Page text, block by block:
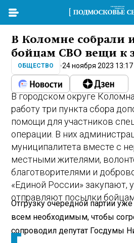
В Коломне собрали
бойцам СВО вещи к
ОБЩЕСТВО 24 ноября 2023 13:17
В городском округе
работу три пункта сбора
помощи для участников
операции. В них
муниципалитета вместе с
местными жителями,
благотворителями и
«Единой России» закупают,
отправляют посылки
Отгрузку очередной партии
всем необходимым, чтобы
сопроводил депутат Госдумы